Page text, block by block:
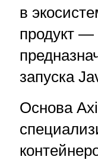
в
продукт —
запуска
Основа